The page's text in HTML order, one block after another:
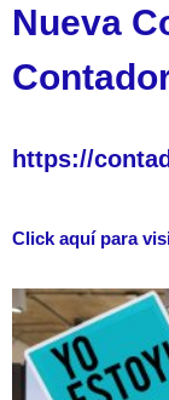
Nueva
https://
Click aquí para